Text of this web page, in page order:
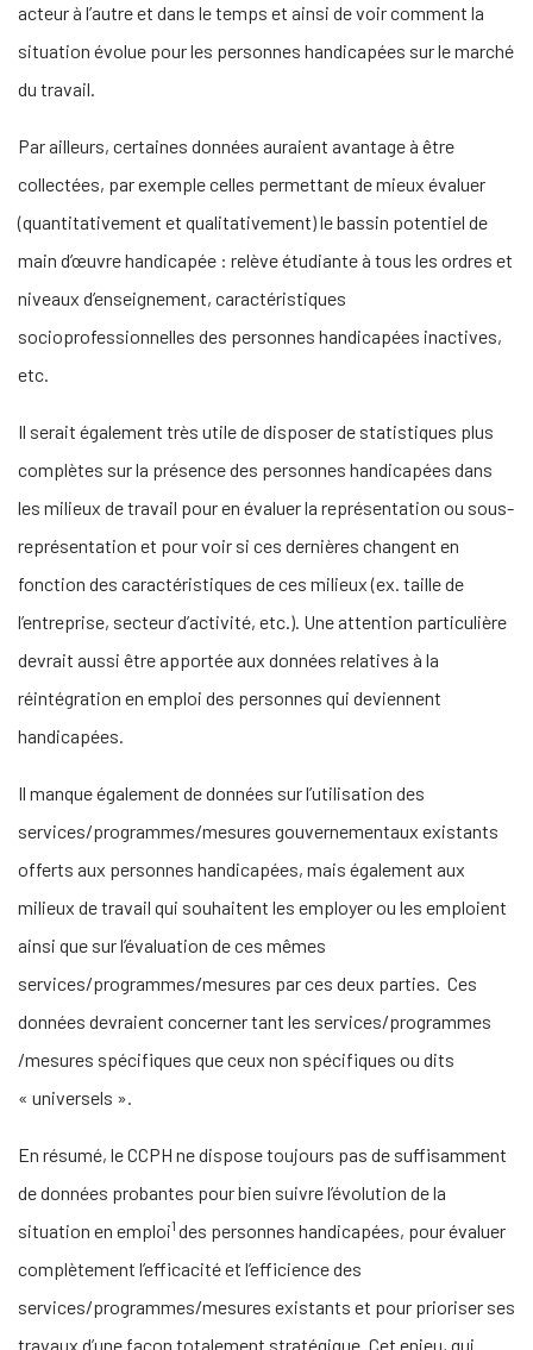
acteur à l’autre et dans le temps et ainsi de voir comment la
situation évolue pour les personnes handicapées sur le marché
du travail.
Par ailleurs, certaines données auraient avantage à être
collectées, par exemple celles permettant de mieux évaluer
(quantitativement et qualitativement) le bassin potentiel de
main d’œuvre handicapée : relève étudiante à tous les ordres et
niveaux d’enseignement, caractéristiques
socioprofessionnelles des personnes handicapées inactives,
etc.
Il serait également très utile de disposer de statistiques plus
complètes sur la présence des personnes handicapées dans
les milieux de travail pour en évaluer la représentation ou sous-
représentation et pour voir si ces dernières changent en
fonction des caractéristiques de ces milieux (ex. taille de
l’entreprise, secteur d’activité, etc.). Une attention particulière
devrait aussi être apportée aux données relatives à la
réintégration en emploi des personnes qui deviennent
handicapées.
Il manque également de données sur l’utilisation des
services/programmes/mesures gouvernementaux existants
offerts aux personnes handicapées, mais également aux
milieux de travail qui souhaitent les employer ou les emploient
ainsi que sur l’évaluation de ces mêmes
services/programmes/mesures par ces deux parties. Ces
données devraient concerner tant les services/programmes
/mesures spécifiques que ceux non spécifiques ou dits
« universels ».
En résumé, le CCPH ne dispose toujours pas de suffisamment
de données probantes pour bien suivre l’évolution de la
situation en emploi1 des personnes handicapées, pour évaluer
complètement l’efficacité et l’efficience des
services/programmes/mesures existants et pour prioriser ses
travaux d’une façon totalement stratégique. Cet enjeu, qui